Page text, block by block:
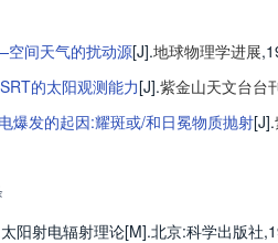
空间天气的扰动源[J].地球物理学进展
的太阳观测能力[J].紫金山天文台台
爆发的起因:耀斑或/和日冕物质抛射[J].
阳射电辐射理论[M].北京:科学出版社